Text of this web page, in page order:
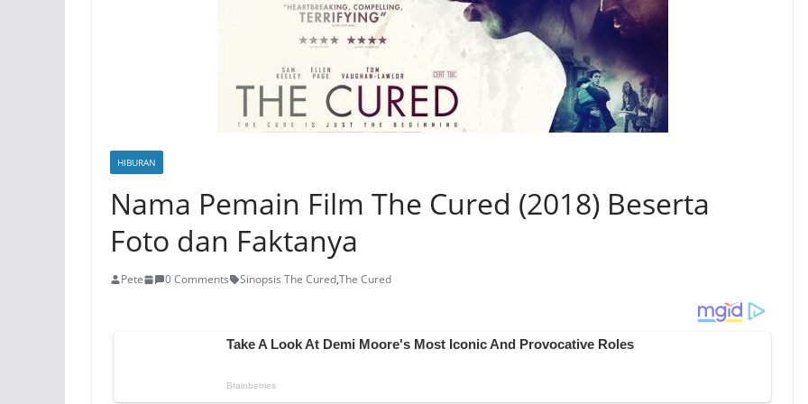
HIBURAN
Nama Pemain Film The Cured (2018) Beserta
Foto dan Faktanya
Pete 0 Comments Sinopsis The Cured,The Cured